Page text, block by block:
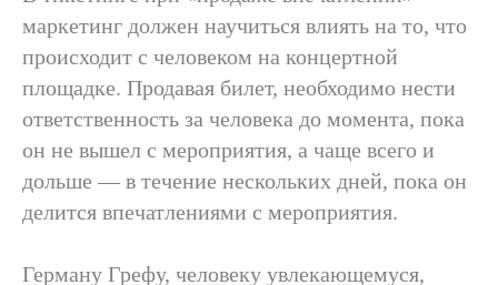
маркетинг должен научиться влиять на то, что
происходит с человеком на концертной
площадке. Продавая билет, необходимо нести
ответственность за человека до момента, пока
он не вышел с мероприятия, а чаще всего и
дольше — в течение нескольких дней, пока он
делится впечатлениями с мероприятия.
Герману Грефу, человеку увлекающемуся,